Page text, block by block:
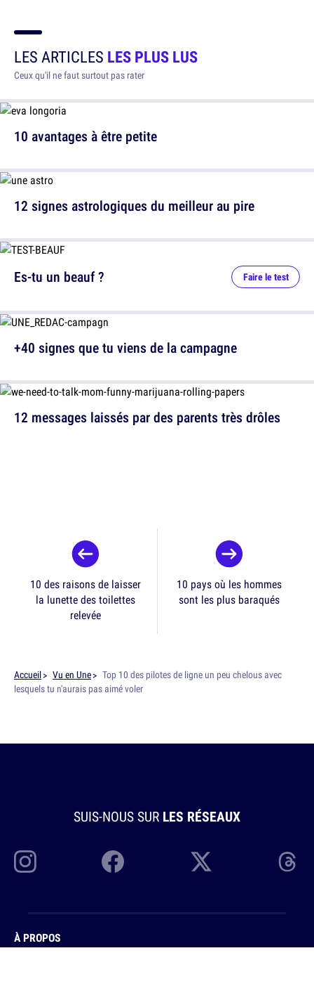
LES ARTICLES LES PLUS LUS
Ceux qu'il ne faut surtout pas rater
10 avantages à être petite
12 signes astrologiques du meilleur au pire
12 messages laissés par des parents très drôles
Es-tu un beauf ? Faire le test
+40 signes que tu viens de la campagne
10 des raisons de laisser
la lunette des toilettes
relevée
10 pays où les hommes
sont les plus baraqués
Accueil Vu en Une
Top 10 des pilotes de ligne un peu chelous avec
lesquels tu n'aurais pas aimé voler
SUIS-NOUS SUR LES RÉSEAUX
À PROPOS